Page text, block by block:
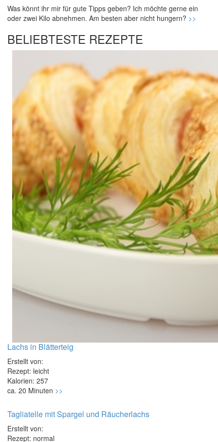
Was könnt ihr mir für gute Tipps geben? Ich möchte gerne ein
oder zwei Kilo abnehmen. Am besten aber nicht hungern? >>
BELIEBTESTE REZEPTE
Lachs in Blätterteig
Erstellt von:
Rezept: leicht
Kalorien: 257
ca. 20 Minuten >>
Tagliatelle mit Spargel und Räucherlachs
Erstellt von:
Rezept: normal